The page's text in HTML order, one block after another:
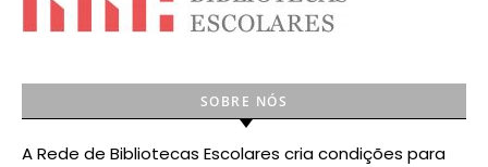
SOBRE NÓS
A Rede de Bibliotecas Escolares cria condições para